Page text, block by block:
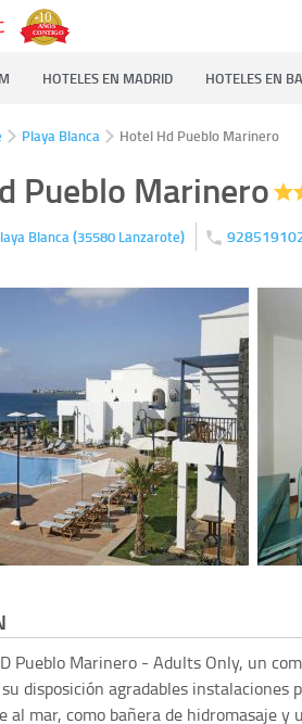
HOTELES EN MADRID HOTELES EN
Playa Blanca Hotel Hd Pueblo Marinero
Pueblo Marinero
Blanca(35580 Lanzarote)
Pueblo Marinero - Adults Only, un
disposición agradables instalaciones
al mar, como bañera de hidromasaje y